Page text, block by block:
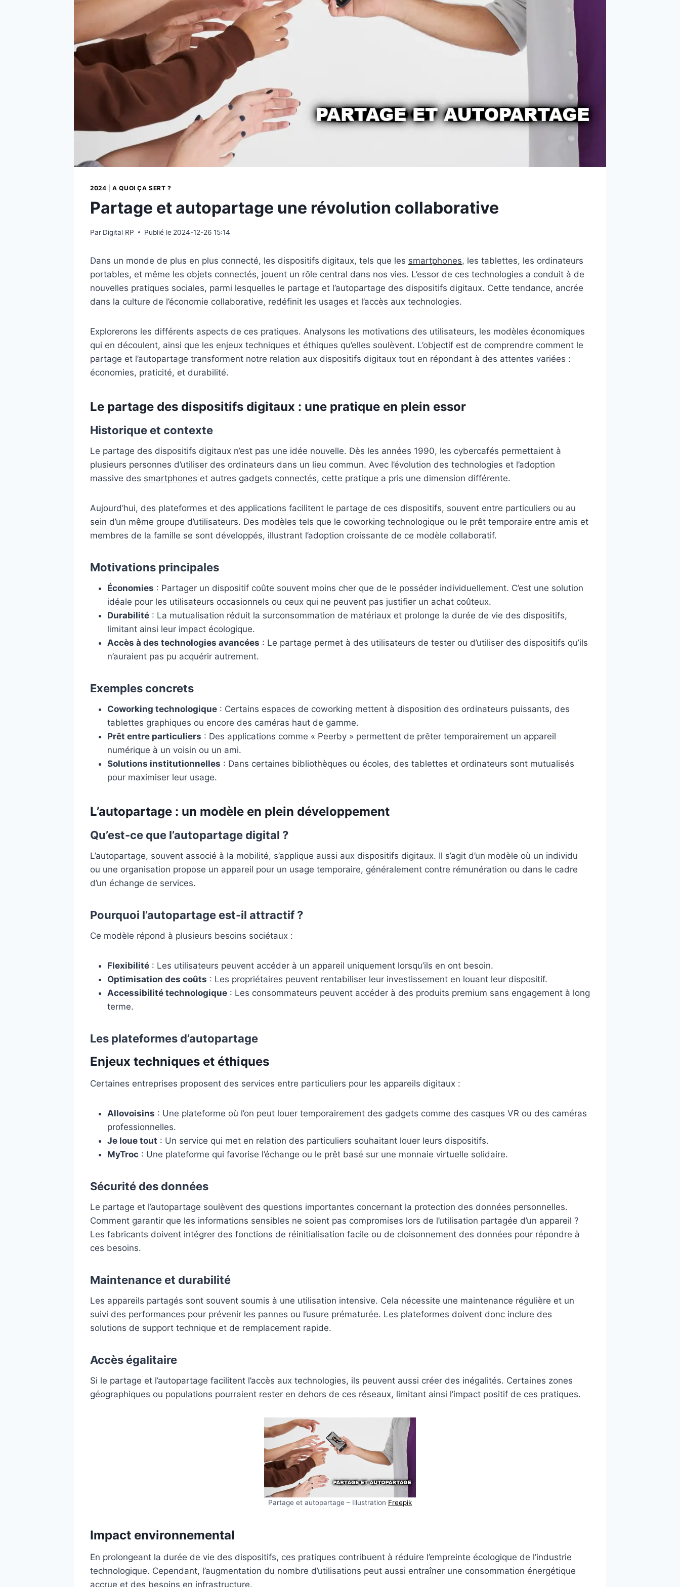
2024 |A QUOI ÇA SERT ?
Partage et autopartage une révolution collaborative
Par Digital RP Publié le 2024-12-26 15:14
Dans un monde de plus en plus connecté, les dispositifs digitaux, tels que les smartphones, les tablettes, les ordinateurs
portables, et même les objets connectés, jouent un rôle central dans nos vies. L’essor de ces technologies a conduit à de
nouvelles pratiques sociales, parmi lesquelles le partage et l’autopartage des dispositifs digitaux. Cette tendance, ancrée
dans la culture de l’économie collaborative, redéfinit les usages et l’accès aux technologies.
Explorerons les différents aspects de ces pratiques. Analysons les motivations des utilisateurs, les modèles économiques
qui en découlent, ainsi que les enjeux techniques et éthiques qu’elles soulèvent. L’objectif est de comprendre comment le
partage et l’autopartage transforment notre relation aux dispositifs digitaux tout en répondant à des attentes variées :
économies, praticité, et durabilité.
Le partage des dispositifs digitaux : une pratique en plein essor
Historique et contexte
Le partage des dispositifs digitaux n’est pas une idée nouvelle. Dès les années 1990, les cybercafés permettaient à
plusieurs personnes d’utiliser des ordinateurs dans un lieu commun. Avec l’évolution des technologies et l’adoption
massive des smartphones et autres gadgets connectés, cette pratique a pris une dimension différente.
Aujourd’hui, des plateformes et des applications facilitent le partage de ces dispositifs, souvent entre particuliers ou au
sein d’un même groupe d’utilisateurs. Des modèles tels que le coworking technologique ou le prêt temporaire entre amis et
membres de la famille se sont développés, illustrant l’adoption croissante de ce modèle collaboratif.
Motivations principales
Économies : Partager un dispositif coûte souvent moins cher que de le posséder individuellement. C’est une solution
idéale pour les utilisateurs occasionnels ou ceux qui ne peuvent pas justifier un achat coûteux.
Durabilité : La mutualisation réduit la surconsommation de matériaux et prolonge la durée de vie des dispositifs,
limitant ainsi leur impact écologique.
Accès à des technologies avancées : Le partage permet à des utilisateurs de tester ou d’utiliser des dispositifs qu’ils
n’auraient pas pu acquérir autrement.
Exemples concrets
Coworking technologique : Certains espaces de coworking mettent à disposition des ordinateurs puissants, des
tablettes graphiques ou encore des caméras haut de gamme.
Prêt entre particuliers : Des applications comme « Peerby » permettent de prêter temporairement un appareil
numérique à un voisin ou un ami.
Solutions institutionnelles : Dans certaines bibliothèques ou écoles, des tablettes et ordinateurs sont mutualisés
pour maximiser leur usage.
L’autopartage : un modèle en plein développement
Qu’est-ce que l’autopartage digital ?
L’autopartage, souvent associé à la mobilité, s’applique aussi aux dispositifs digitaux. Il s’agit d’un modèle où un individu
ou une organisation propose un appareil pour un usage temporaire, généralement contre rémunération ou dans le cadre
d’un échange de services.
Pourquoi l’autopartage est-il attractif ?
Ce modèle répond à plusieurs besoins sociétaux :
Flexibilité : Les utilisateurs peuvent accéder à un appareil uniquement lorsqu’ils en ont besoin.
Optimisation des coûts : Les propriétaires peuvent rentabiliser leur investissement en louant leur dispositif.
Accessibilité technologique : Les consommateurs peuvent accéder à des produits premium sans engagement à long
terme.
Les plateformes d’autopartage
Enjeux techniques et éthiques
Certaines entreprises proposent des services entre particuliers pour les appareils digitaux :
Allovoisins : Une plateforme où l’on peut louer temporairement des gadgets comme des casques VR ou des caméras
professionnelles.
Je loue tout : Un service qui met en relation des particuliers souhaitant louer leurs dispositifs.
MyTroc : Une plateforme qui favorise l’échange ou le prêt basé sur une monnaie virtuelle solidaire.
Sécurité des données
Le partage et l’autopartage soulèvent des questions importantes concernant la protection des données personnelles.
Comment garantir que les informations sensibles ne soient pas compromises lors de l’utilisation partagée d’un appareil ?
Les fabricants doivent intégrer des fonctions de réinitialisation facile ou de cloisonnement des données pour répondre à
ces besoins.
Maintenance et durabilité
Les appareils partagés sont souvent soumis à une utilisation intensive. Cela nécessite une maintenance régulière et un
suivi des performances pour prévenir les pannes ou l’usure prématurée. Les plateformes doivent donc inclure des
solutions de support technique et de remplacement rapide.
Accès égalitaire
Si le partage et l’autopartage facilitent l’accès aux technologies, ils peuvent aussi créer des inégalités. Certaines zones
géographiques ou populations pourraient rester en dehors de ces réseaux, limitant ainsi l’impact positif de ces pratiques.
Partage et autopartage – Illustration Freepik
Impact environnemental
En prolongeant la durée de vie des dispositifs, ces pratiques contribuent à réduire l’empreinte écologique de l’industrie
technologique. Cependant, l’augmentation du nombre d’utilisations peut aussi entraîner une consommation énergétique
accrue et des besoins en infrastructure.